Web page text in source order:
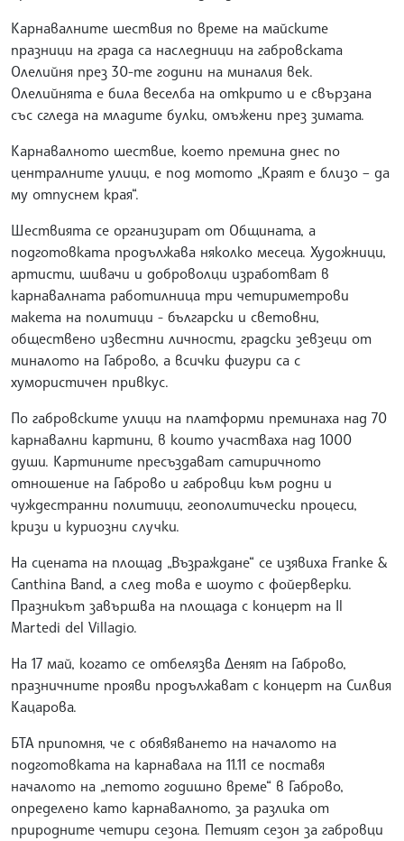
Карнавалните шествия по време на майските
празници на града са наследници на габровската
Олелийня през 30-те години на миналия век.
Олелийнята е била веселба на открито и е свързана
със сгледа на младите булки, омъжени през зимата.
Карнавалното шествие, което премина днес по
централните улици, е под мотото „Краят е близо – да
му отпуснем края“.
Шествията се организират от Общината, а
подготовката продължава няколко месеца. Художници,
артисти, шивачи и доброволци изработват в
карнавалната работилница три четириметрови
макета на политици - български и световни,
обществено известни личности, градски зевзеци от
миналото на Габрово, а всички фигури са с
хумористичен привкус.
По габровските улици на платформи преминаха над 70
карнавални картини, в които участваха над 1000
души. Картините пресъздават сатиричното
отношение на Габрово и габровци към родни и
чуждестранни политици, геополитически процеси,
кризи и куриозни случки.
На сцената на площад „Възраждане“ се изявиха Franke &
Canthina Band, а след това е шоуто с фойерверки.
Празникът завършва на площада с концерт на Il
Martedi del Villagio.
На 17 май, когато се отбелязва Денят на Габрово,
празничните прояви продължават с концерт на Силвия
Кацарова.
БТА припомня, че с обявяването на началото на
подготовката на карнавала на 11.11 се поставя
началото на „петото годишно време“ в Габрово,
определено като карнавалното, за разлика от
природните четири сезона. Петият сезон за габровци